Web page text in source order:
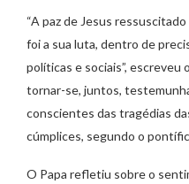
“A paz de Jesus
foi a sua luta, dentro de
políticas e sociais”, escreveu
tornar-se, juntos,
conscientes das tragédias
cúmplices, segundo o
O Papa refletiu sobre o